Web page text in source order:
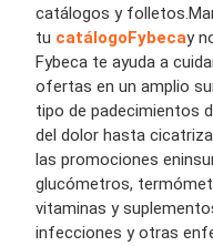
catálogos y folletos.
tu catálogoFybecay
Fybeca te ayuda a
ofertas en un amplio
tipo de padecimientos
del dolor hasta
las promociones en
glucómetros,
vitaminas y
infecciones y otras